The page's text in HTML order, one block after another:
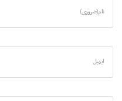
نام (ضروری)
ایمیل